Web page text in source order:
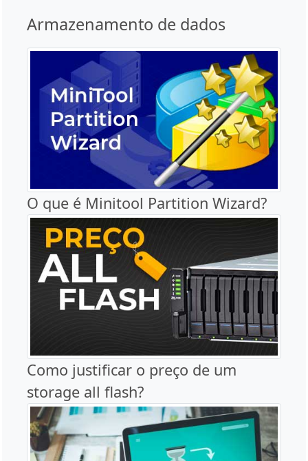
Armazenamento de dados
O que é Minitool Partition Wizard?
Como justificar o preço de um
storage all flash?